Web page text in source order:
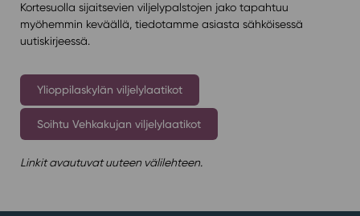
Kortesuolla sijaitsevien viljelypalstojen jako tapahtuu
myöhemmin keväällä, tiedotamme asiasta sähköisessä
uutiskirjeessä.
Ylioppilaskylän viljelylaatikot
Soihtu Vehkakujan viljelylaatikot
Linkit avautuvat uuteen välilehteen.